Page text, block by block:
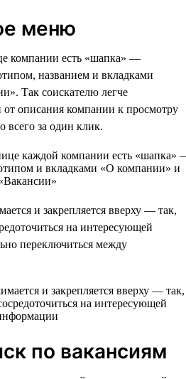
меню
компании есть «шапка» —
названием и вкладками
Так соискателю легче
от описания компании к просмотру
всего за один клик.
и закрепляется вверху — так,
на интересующей
переключиться между
по вакансиям